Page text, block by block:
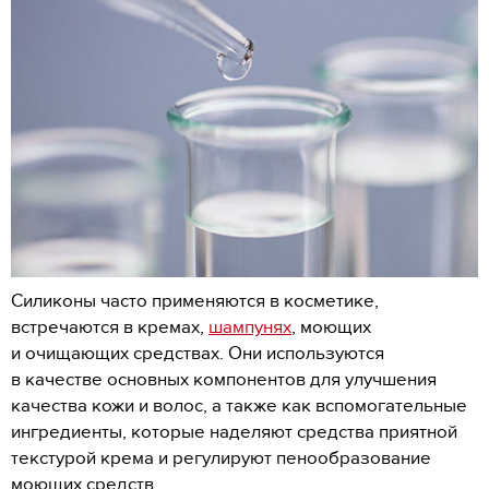
Силиконы часто применяются в косметике,
встречаются в кремах, шампунях, моющих
и очищающих средствах. Они используются
в качестве основных компонентов для улучшения
качества кожи и волос, а также как вспомогательные
ингредиенты, которые наделяют средства приятной
текстурой крема и регулируют пенообразование